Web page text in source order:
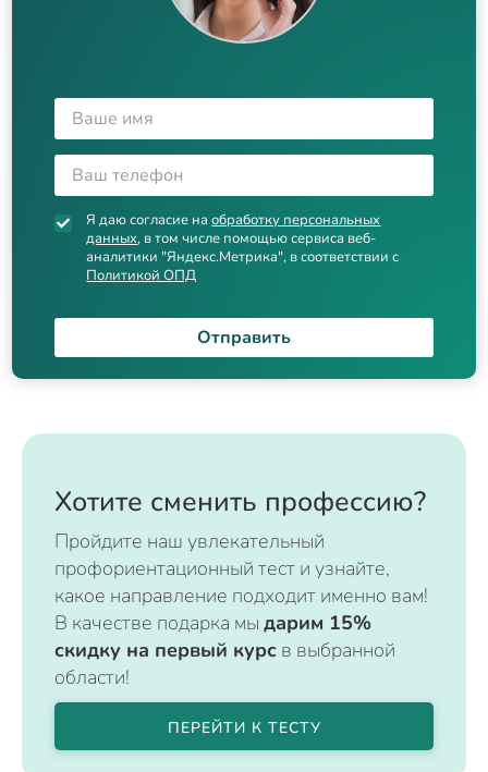
Я даю согласие наобработку персональных
данных, в том числе помощью сервиса веб-
аналитики "Яндекс.Метрика", в соответствии с
Политикой ОПД
Отправить
Хотите сменить профессию?
Пройдите наш увлекательный
профориентационный тест и узнайте,
какое направление подходит именно вам!
В качестве подарка мы дарим 15%
скидку на первый курс в выбранной
области!
ПЕРЕЙТИ К ТЕСТУ